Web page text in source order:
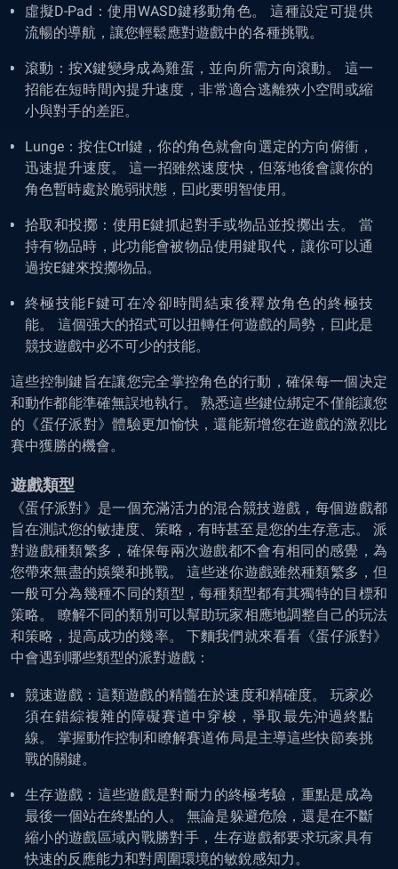
虛擬D-Pad：使用WASD鍵移動角色。 這種設定可提供
流暢的導航，讓您輕鬆應對遊戲中的各種挑戰。
滾動：按X鍵變身成為雞蛋，並向所需方向滾動。 這一
招能在短時間內提升速度，非常適合逃離狹小空間或縮
小與對手的差距。
Lunge：按住Ctrl鍵，你的角色就會向選定的方向俯衝，
迅速提升速度。 這一招雖然速度快，但落地後會讓你的
角色暫時處於脆弱狀態，囙此要明智使用。
拾取和投擲：使用E鍵抓起對手或物品並投擲出去。 當
持有物品時，此功能會被物品使用鍵取代，讓你可以通
過按E鍵來投擲物品。
終極技能F鍵可在冷卻時間結束後釋放角色的終極技
能。 這個强大的招式可以扭轉任何遊戲的局勢，囙此是
競技遊戲中必不可少的技能。
這些控制鍵旨在讓您完全掌控角色的行動，確保每一個决定
和動作都能準確無誤地執行。 熟悉這些鍵位綁定不僅能讓您
的《蛋仔派對》體驗更加愉快，還能新增您在遊戲的激烈比
賽中獲勝的機會。
遊戲類型
《蛋仔派對》是一個充滿活力的混合競技遊戲，每個遊戲都
旨在測試您的敏捷度、策略，有時甚至是您的生存意志。 派
對遊戲種類繁多，確保每兩次遊戲都不會有相同的感覺，為
您帶來無盡的娛樂和挑戰。 這些迷你遊戲雖然種類繁多，但
一般可分為幾種不同的類型，每種類型都有其獨特的目標和
策略。 瞭解不同的類別可以幫助玩家相應地調整自己的玩法
和策略，提高成功的幾率。 下麵我們就來看看《蛋仔派對》
中會遇到哪些類型的派對遊戲：
競速遊戲：這類遊戲的精髓在於速度和精確度。 玩家必
須在錯綜複雜的障礙賽道中穿梭，爭取最先沖過終點
線。 掌握動作控制和瞭解賽道佈局是主導這些快節奏挑
戰的關鍵。
生存遊戲：這些遊戲是對耐力的終極考驗，重點是成為
最後一個站在終點的人。 無論是躲避危險，還是在不斷
縮小的遊戲區域內戰勝對手，生存遊戲都要求玩家具有
快速的反應能力和對周圍環境的敏銳感知力。